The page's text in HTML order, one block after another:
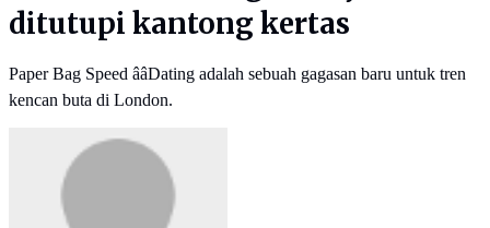
ditutupi kantong kertas
Paper Bag Speed ââDating adalah sebuah gagasan baru untuk tren
kencan buta di London.